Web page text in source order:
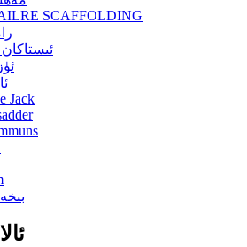
SCAFFOLDING
Jack